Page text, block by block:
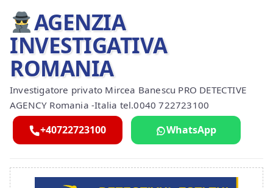
AGENZIA
INVESTIGATIVA
ROMANIA
Investigatore privato Mircea Banescu PRO DETECTIVE
AGENCY Romania -Italia tel.0040 722723100
+40722723100 WhatsApp